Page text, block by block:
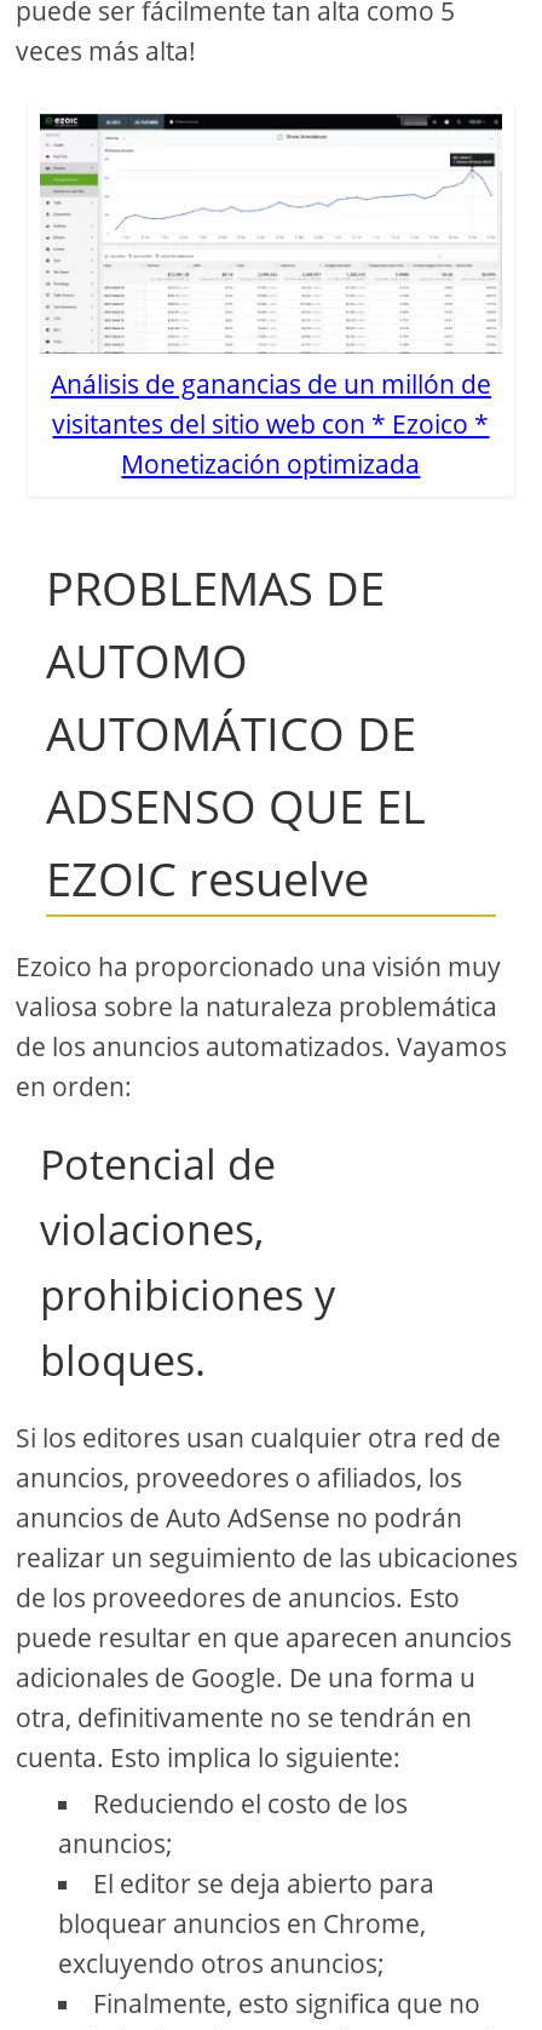
puede ser fácilmente tan alta como 5
veces más alta!
Análisis de ganancias de un millón de
visitantes del sitio web con * Ezoico *
Monetización optimizada
PROBLEMAS DE
AUTOMO
AUTOMÁTICO DE
ADSENSO QUE EL
EZOIC resuelve
Ezoico ha proporcionado una visión muy
valiosa sobre la naturaleza problemática
de los anuncios automatizados. Vayamos
en orden:
Potencial de
violaciones,
prohibiciones y
bloques.
Si los editores usan cualquier otra red de
anuncios, proveedores o afiliados, los
anuncios de Auto AdSense no podrán
realizar un seguimiento de las ubicaciones
de los proveedores de anuncios. Esto
puede resultar en que aparecen anuncios
adicionales de Google. De una forma u
otra, definitivamente no se tendrán en
cuenta. Esto implica lo siguiente:
Reduciendo el costo de los
anuncios;
El editor se deja abierto para
bloquear anuncios en Chrome,
excluyendo otros anuncios;
Finalmente, esto significa que no